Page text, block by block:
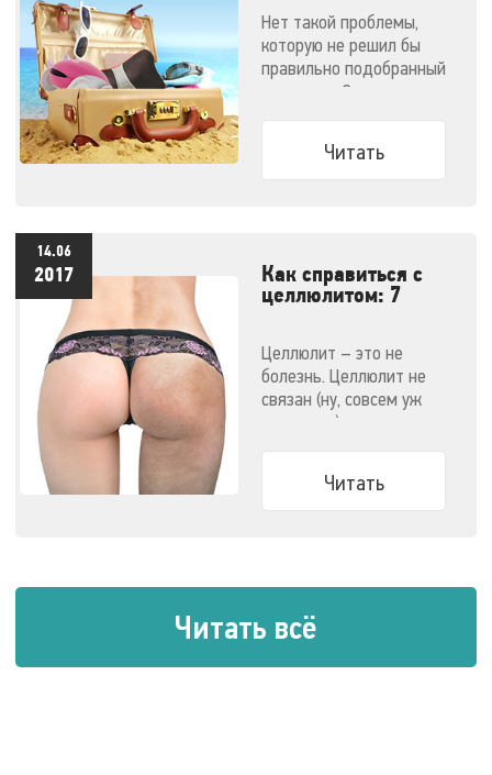
отпуске
Нет такой проблемы,
которую не решил бы
правильно подобранный
массажер. Эти
ручную кладь и не
дадут испортить
Читать
14.06
2017
Как справиться с
целлюлитом: 7
Целлюлит – это не
болезнь. Целлюлит не
связан (ну, совсем уж
напрямую) с ожирением.
Читать
Читать всё